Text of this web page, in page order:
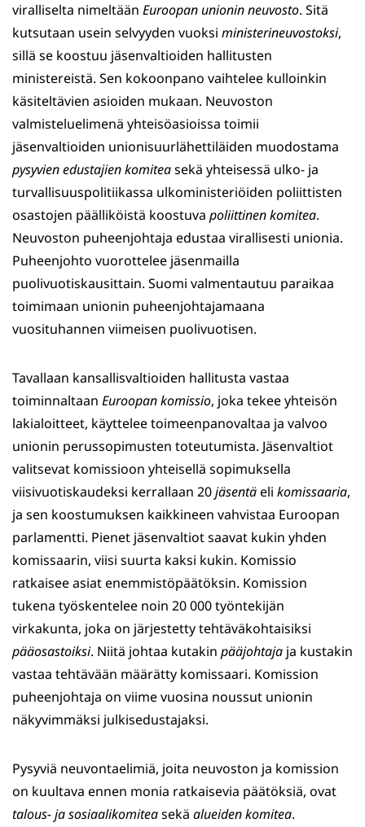
viralliselta nimeltään Euroopan unionin neuvosto. Sitä
kutsutaan usein selvyyden vuoksi ministerineuvostoksi,
sillä se koostuu jäsenvaltioiden hallitusten
ministereistä. Sen kokoonpano vaihtelee kulloinkin
käsiteltävien asioiden mukaan. Neuvoston
valmisteluelimenä yhteisöasioissa toimii
jäsenvaltioiden unionisuurlähettiläiden muodostama
pysyvien edustajien komiteasekä yhteisessä ulko- ja
turvallisuuspolitiikassa ulkoministeriöiden poliittisten
osastojen päälliköistä koostuva poliittinen komitea.
Neuvoston puheenjohtaja edustaa virallisesti unionia.
Puheenjohto vuorottelee jäsenmailla
puolivuotiskausittain. Suomi valmentautuu paraikaa
toimimaan unionin puheenjohtajamaana
vuosituhannen viimeisen puolivuotisen.
Tavallaan kansallisvaltioiden hallitusta vastaa
toiminnaltaan Euroopan komissio, joka tekee yhteisön
lakialoitteet, käyttelee toimeenpanovaltaa ja valvoo
unionin perussopimusten toteutumista. Jäsenvaltiot
valitsevat komissioon yhteisellä sopimuksella
viisivuotiskaudeksi kerrallaan 20jäsentäeli komissaaria,
ja sen koostumuksen kaikkineen vahvistaa Euroopan
parlamentti. Pienet jäsenvaltiot saavat kukin yhden
komissaarin, viisi suurta kaksi kukin. Komissio
ratkaisee asiat enemmistöpäätöksin. Komission
tukena työskentelee noin 20 000 työntekijän
virkakunta, joka on järjestetty tehtäväkohtaisiksi
pääosastoiksi. Niitä johtaa kutakin pääjohtaja ja kustakin
vastaa tehtävään määrätty komissaari. Komission
puheenjohtaja on viime vuosina noussut unionin
näkyvimmäksi julkisedustajaksi.
Pysyviä neuvontaelimiä, joita neuvoston ja komission
on kuultava ennen monia ratkaisevia päätöksiä, ovat
talous- ja sosiaalikomiteasekä alueiden komitea.